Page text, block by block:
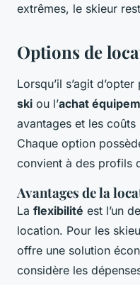
extrêmes, le skieur
Options de
Lorsqu’il s’agit
ski ou l’achat
avantages et les
Chaque option
convient à des profils
Avantages de la
La flexibilité est l’un
location. Pour les
offre une solution
considère les